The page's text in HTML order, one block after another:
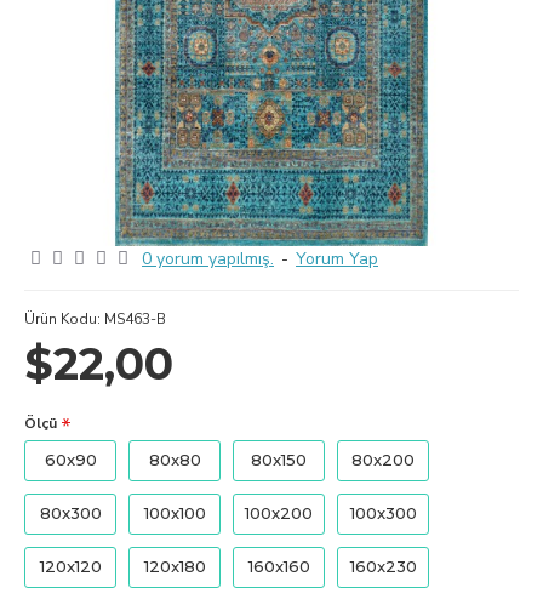
0 yorum yapılmış. - Yorum Yap
$22,00
Ürün Kodu: MS463-B
Ölçü
60x90
80x80 80x150 80x200
80x300 100x100 100x200 100x300
120x120 120x180 160x160 160x230